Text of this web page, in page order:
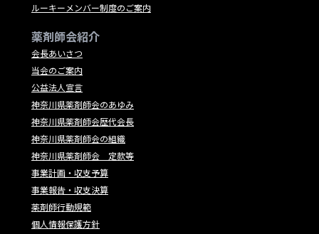
ルーキーメンバー制度のご案内
薬剤師会紹介
会長あいさつ
当会のご案内
公益法人宣言
神奈川県薬剤師会のあゆみ
神奈川県薬剤師会歴代会長
神奈川県薬剤師会の組織
神奈川県薬剤師会 定款等
事業計画・収支予算
事業報告・収支決算
薬剤師行動規範
個人情報保護方針